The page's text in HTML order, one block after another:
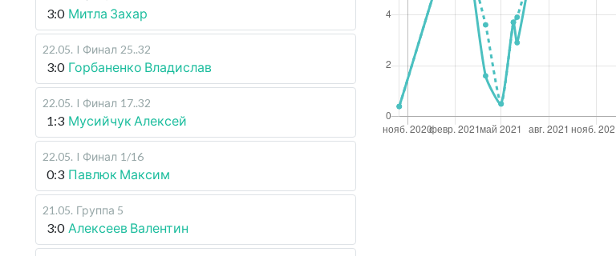
3:0 Митла Захар
22.05. I Финал 25..32
3:0 Горбаненко Владислав
22.05. I Финал 17..32
1:3 Мусийчук Алексей
22.05. I Финал 1/16
0:3 Павлюк Максим
21.05. Группа 5
3:0 Алексеев Валентин